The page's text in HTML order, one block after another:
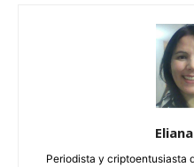
Periodista y criptoentusiasta